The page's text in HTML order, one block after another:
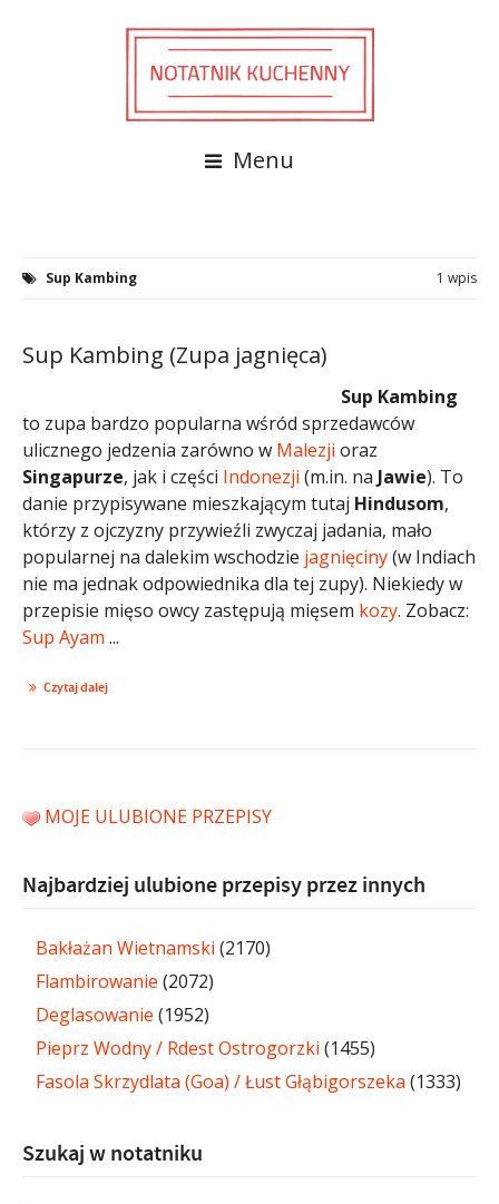
Menu
Sup Kambing 1 wpis
Sup Kambing (Zupa jagnięca)
Sup Kambing
to zupa bardzo popularna wśród sprzedawców
ulicznego jedzenia zarówno w Malezji oraz
Singapurze, jak i części Indonezji (m.in. na Jawie). To
danie przypisywane mieszkającym tutaj Hindusom,
którzy z ojczyzny przywieźli zwyczaj jadania, mało
popularnej na dalekim wschodzie jagnięciny(w Indiach
nie ma jednak odpowiednika dla tej zupy). Niekiedy w
przepisie mięso owcy zastępują mięsem kozy. Zobacz:
Sup Ayam ...
Czytaj dalej
MOJE ULUBIONE PRZEPISY
Najbardziej ulubione przepisy przez innych
Bakłażan Wietnamski (2170)
Flambirowanie (2072)
Deglasowanie (1952)
Pieprz Wodny / Rdest Ostrogorzki (1455)
Fasola Skrzydlata (Goa) / Łust Głąbigorszeka (1333)
Szukaj w notatniku